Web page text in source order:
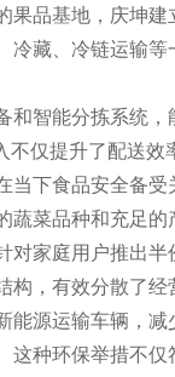
品基地，庆坤
藏、冷链运输
智能分拣系统
仅提升了配送
下食品安全备受
菜品种和充足
家庭用户推出
，有效分散了经
源运输车辆，
种环保举措不